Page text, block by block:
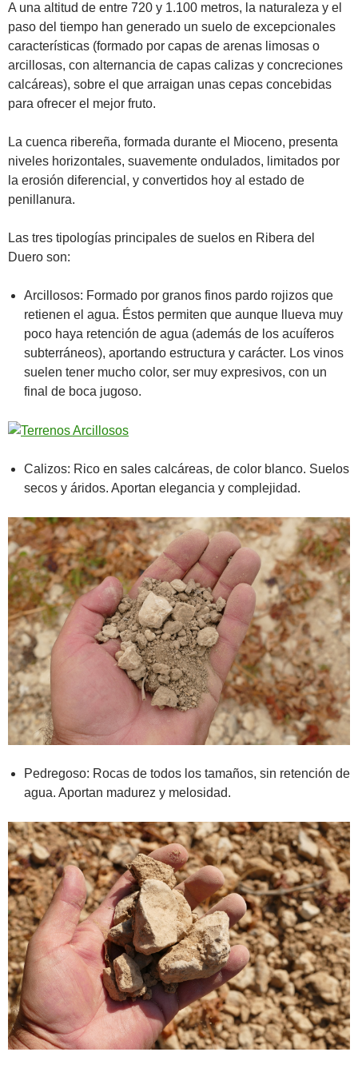
A una altitud de entre 720 y 1.100 metros, la naturaleza y el
paso del tiempo han generado un suelo de excepcionales
características (formado por capas de arenas limosas o
arcillosas, con alternancia de capas calizas y concreciones
calcáreas), sobre el que arraigan unas cepas concebidas
para ofrecer el mejor fruto.
La cuenca ribereña, formada durante el Mioceno, presenta
niveles horizontales, suavemente ondulados, limitados por
la erosión diferencial, y convertidos hoy al estado de
penillanura.
Las tres tipologías principales de suelos en Ribera del
Duero son:
Arcillosos: Formado por granos finos pardo rojizos que
retienen el agua. Éstos permiten que aunque llueva muy
poco haya retención de agua (además de los acuíferos
subterráneos), aportando estructura y carácter. Los vinos
suelen tener mucho color, ser muy expresivos, con un
final de boca jugoso.
Calizos: Rico en sales calcáreas, de color blanco. Suelos
secos y áridos. Aportan elegancia y complejidad.
Pedregoso: Rocas de todos los tamaños, sin retención de
agua. Aportan madurez y melosidad.